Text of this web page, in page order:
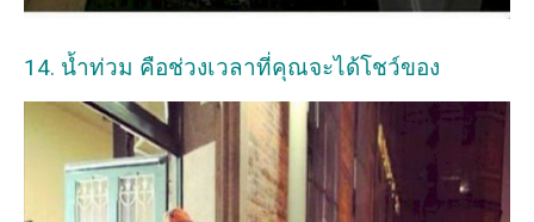
14. น้ำท่วม คือช่วงเวลาที่คุณจะได้โชว์ของ